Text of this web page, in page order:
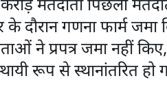
मतदाता पिछली
गणना फार्म जमा
ने प्रपत्र जमा नहीं
रूप से स्थानांतरित